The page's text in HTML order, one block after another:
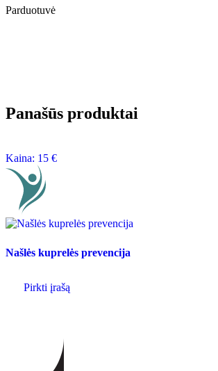
Parduotuvė
Panašūs produktai
Kaina: 15 €
Našlės kuprelės prevencija
Pirkti įrašą